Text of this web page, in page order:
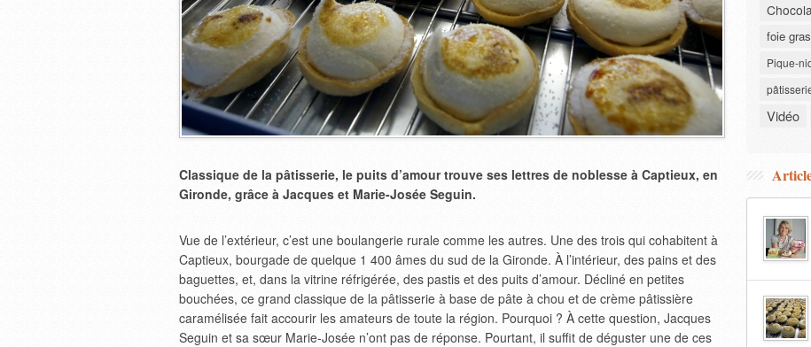
Classique de la pâtisserie, le puits d’amour trouve ses lettres de noblesse à Captieux, en
Gironde, grâce à Jacques et Marie-Josée Seguin.
Vue de l’extérieur, c’est une boulangerie rurale comme les autres. Une des trois qui cohabitent à
Captieux, bourgade de quelque 1 400 âmes du sud de la Gironde. À l’intérieur, des pains et des
baguettes, et, dans la vitrine réfrigérée, des pastis et des puits d’amour. Décliné en petites
bouchées, ce grand classique de la pâtisserie à base de pâte à chou et de crème pâtissière
caramélisée fait accourir les amateurs de toute la région. Pourquoi ? À cette question, Jacques
Seguin et sa sœur Marie-Josée n’ont pas de réponse. Pourtant, il suffit de déguster une de ces
foie gras
Pique-
Vidéo